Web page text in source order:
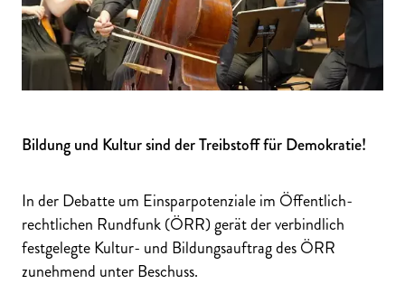
Bildung und Kultur sind der Treibstoff für Demokratie!
In der Debatte um Einsparpotenziale im Öffentlich-
rechtlichen Rundfunk (ÖRR) gerät der verbindlich
festgelegte Kultur- und Bildungsauftrag des ÖRR
zunehmend unter Beschuss.